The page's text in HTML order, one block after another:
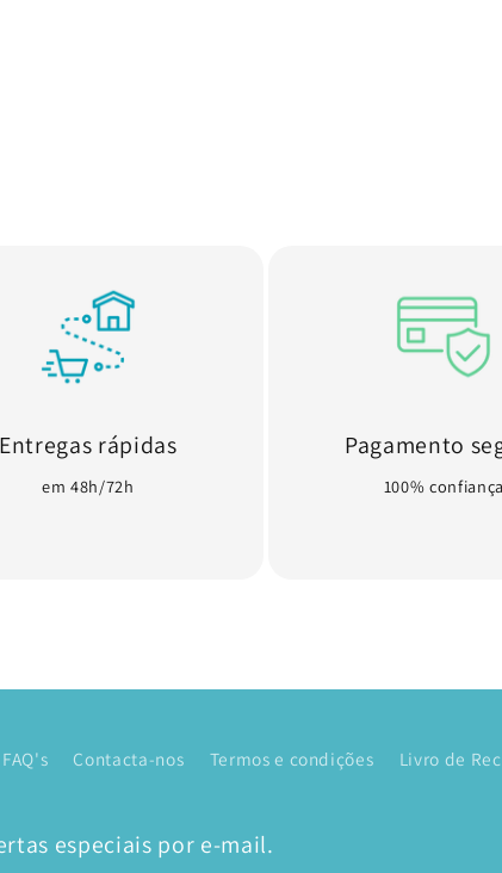
Entregas rápidas
em 48h/72h
Pagamento
100% confiança
FAQ's Contacta-nos Termos e condições Livro de
especiais por e-mail.